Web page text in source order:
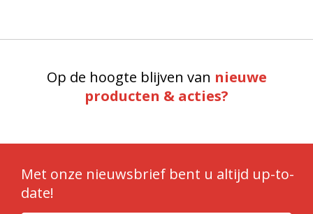
Op de hoogte blijven van nieuwe
producten & acties?
Met onze nieuwsbrief bent u altijd up-to-
date!